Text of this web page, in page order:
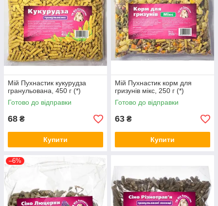
Мій Пухнастик кукурудза
гранульована, 450 г (*)
Готово до відправки
68 ₴
Купити
Мій Пухнастик корм для
гризунів мікс, 250 г (*)
Готово до відправки
63 ₴
Купити
–6%